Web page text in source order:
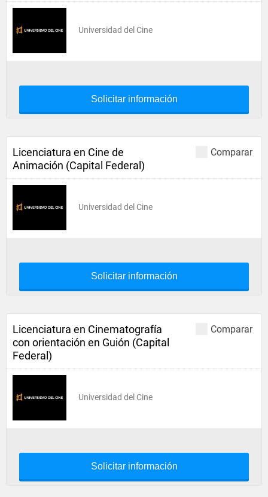
Universidad del Cine
Solicitar información
Comparar
Licenciatura en Cine de
Animación (Capital Federal)
Universidad del Cine
Solicitar información
Comparar
Licenciatura en Cinematografía
con orientación en Guión (Capital
Federal)
Universidad del Cine
Solicitar información